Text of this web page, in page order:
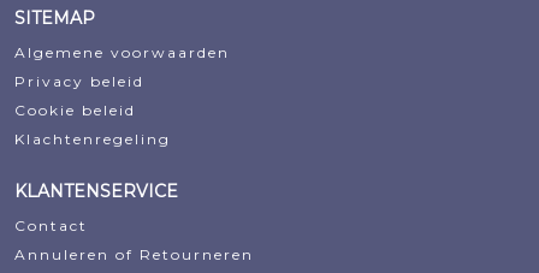
SITEMAP
Algemene voorwaarden
Privacy beleid
Cookie beleid
Klachtenregeling
KLANTENSERVICE
Contact
Annuleren of Retourneren